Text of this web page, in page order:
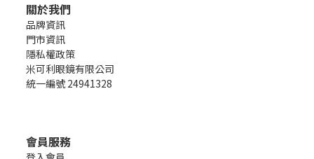
關於我們
品牌資訊
門市資訊
隱私權政策
米可利眼鏡有限公司
統一編號 24941328
會員服務